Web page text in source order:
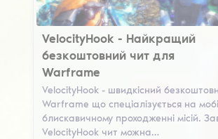
VelocityHook
VelocityHook - Найкращий
безкоштовний чит для
Warframe
VelocityHook - швидкісний
Warframe що спеціалізується на
блискавичному проходженні місій.
VelocityHook чит можна…